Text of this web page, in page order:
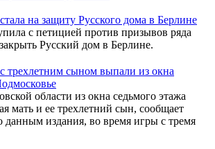
на защиту Русского дома в Берлине
с петицией против призывов ряда
Русский дом в Берлине.
трехлетним сыном выпали из окна
области из окна седьмого этажа
мать и ее трехлетний сын, сообщает
данным издания, во время игры с тремя